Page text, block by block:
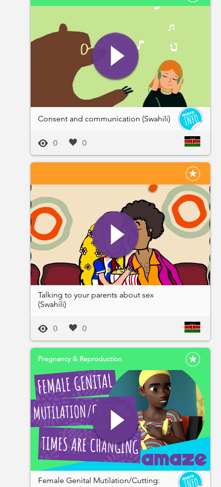
Consent and communication (Swahili)
0 0
Talking to your parents about sex
(Swahili)
0 0
Pregnancy & Reproduction
Female Genital Mutilation/Cutting: